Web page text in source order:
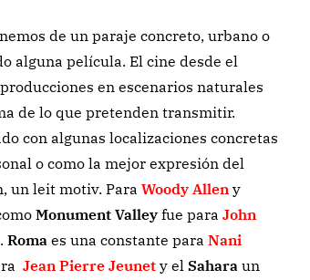
de un paraje concreto, urbano o
alguna película. El cine desde el
en escenarios naturales
de lo que pretenden transmitir.
con algunas localizaciones concretas
o como la mejor expresión del
un leit motiv. Para Woody Allen y
Monument Valleyfue para John
Roma es una constante para Nani
Jean Pierre Jeunety el Sahara un